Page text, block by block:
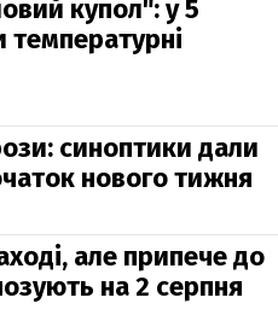
купол": у 5
температурні
синоптики дали
нового тижня
але припече до
на 2 серпня